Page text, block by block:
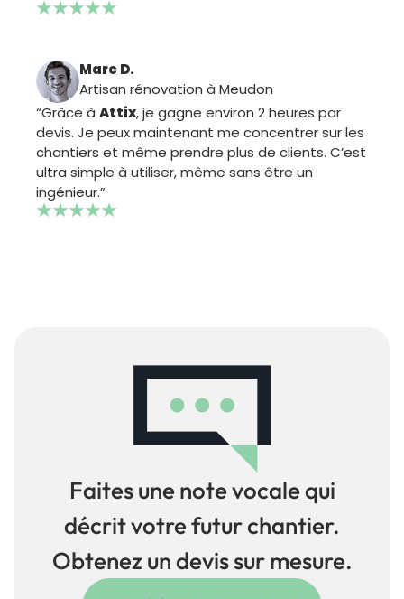
Marc D.
Artisan rénovation à Meudon
“Grâce à Attix, je gagne environ 2 heures par
devis. Je peux maintenant me concentrer sur les
chantiers et même prendre plus de clients. C’est
ultra simple à utiliser, même sans être un
ingénieur.”
Faites une note vocale qui
décrit votre futur chantier.
Obtenez un devis sur mesure.